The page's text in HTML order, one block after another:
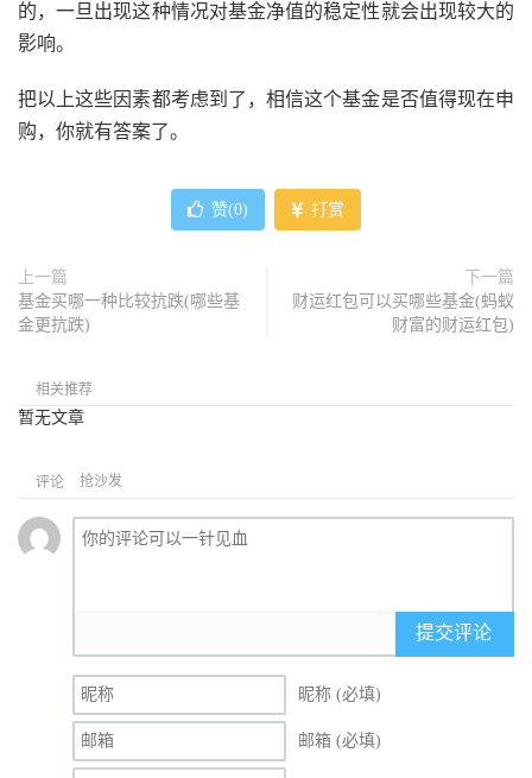
的，一旦出现这种情况对基金净值的稳定性就会出现较大的
影响。
把以上这些因素都考虑到了，相信这个基金是否值得现在申
购，你就有答案了。
赞(0) 打赏
上一篇
基金买哪一种比较抗跌(哪些基
金更抗跌)
下一篇
财运红包可以买哪些基金(蚂蚁
财富的财运红包)
相关推荐
暂无文章
评论 抢沙发
提交评论
昵称 (必填)
邮箱 (必填)